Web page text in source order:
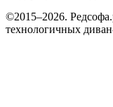
©2015–2026.
технологичных